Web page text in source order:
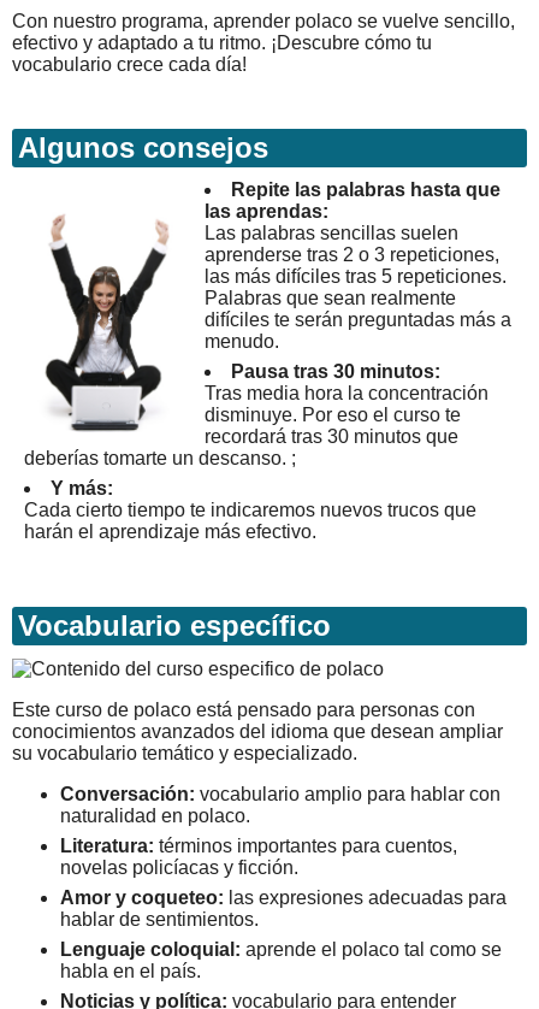
Con nuestro programa, aprender polaco se vuelve sencillo,
efectivo y adaptado a tu ritmo. ¡Descubre cómo tu
vocabulario crece cada día!
Algunos consejos
Repite las palabras hasta que
las aprendas:
Las palabras sencillas suelen
aprenderse tras 2 o 3 repeticiones,
las más difíciles tras 5 repeticiones.
Palabras que sean realmente
difíciles te serán preguntadas más a
menudo.
Pausa tras 30 minutos:
Tras media hora la concentración
disminuye. Por eso el curso te
recordará tras 30 minutos que
deberías tomarte un descanso. ;
Y más:
Cada cierto tiempo te indicaremos nuevos trucos que
harán el aprendizaje más efectivo.
Vocabulario específico
Este curso de polaco está pensado para personas con
conocimientos avanzados del idioma que desean ampliar
su vocabulario temático y especializado.
Conversación: vocabulario amplio para hablar con
naturalidad en polaco.
Literatura: términos importantes para cuentos,
novelas policíacas y ficción.
Amor y coqueteo: las expresiones adecuadas para
hablar de sentimientos.
Lenguaje coloquial: aprende el polaco tal como se
habla en el país.
Noticias y política: vocabulario para entender